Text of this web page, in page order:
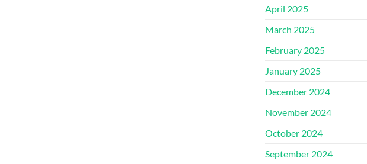
April 2025
March 2025
February 2025
January 2025
December 2024
November 2024
October 2024
September 2024